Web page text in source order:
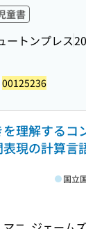
童書
ートンプレス
00125236
理解するコ
表現の計算言
国立